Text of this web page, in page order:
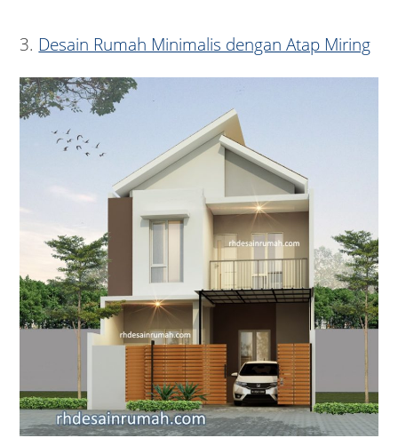
3. Desain Rumah Minimalis dengan Atap Miring